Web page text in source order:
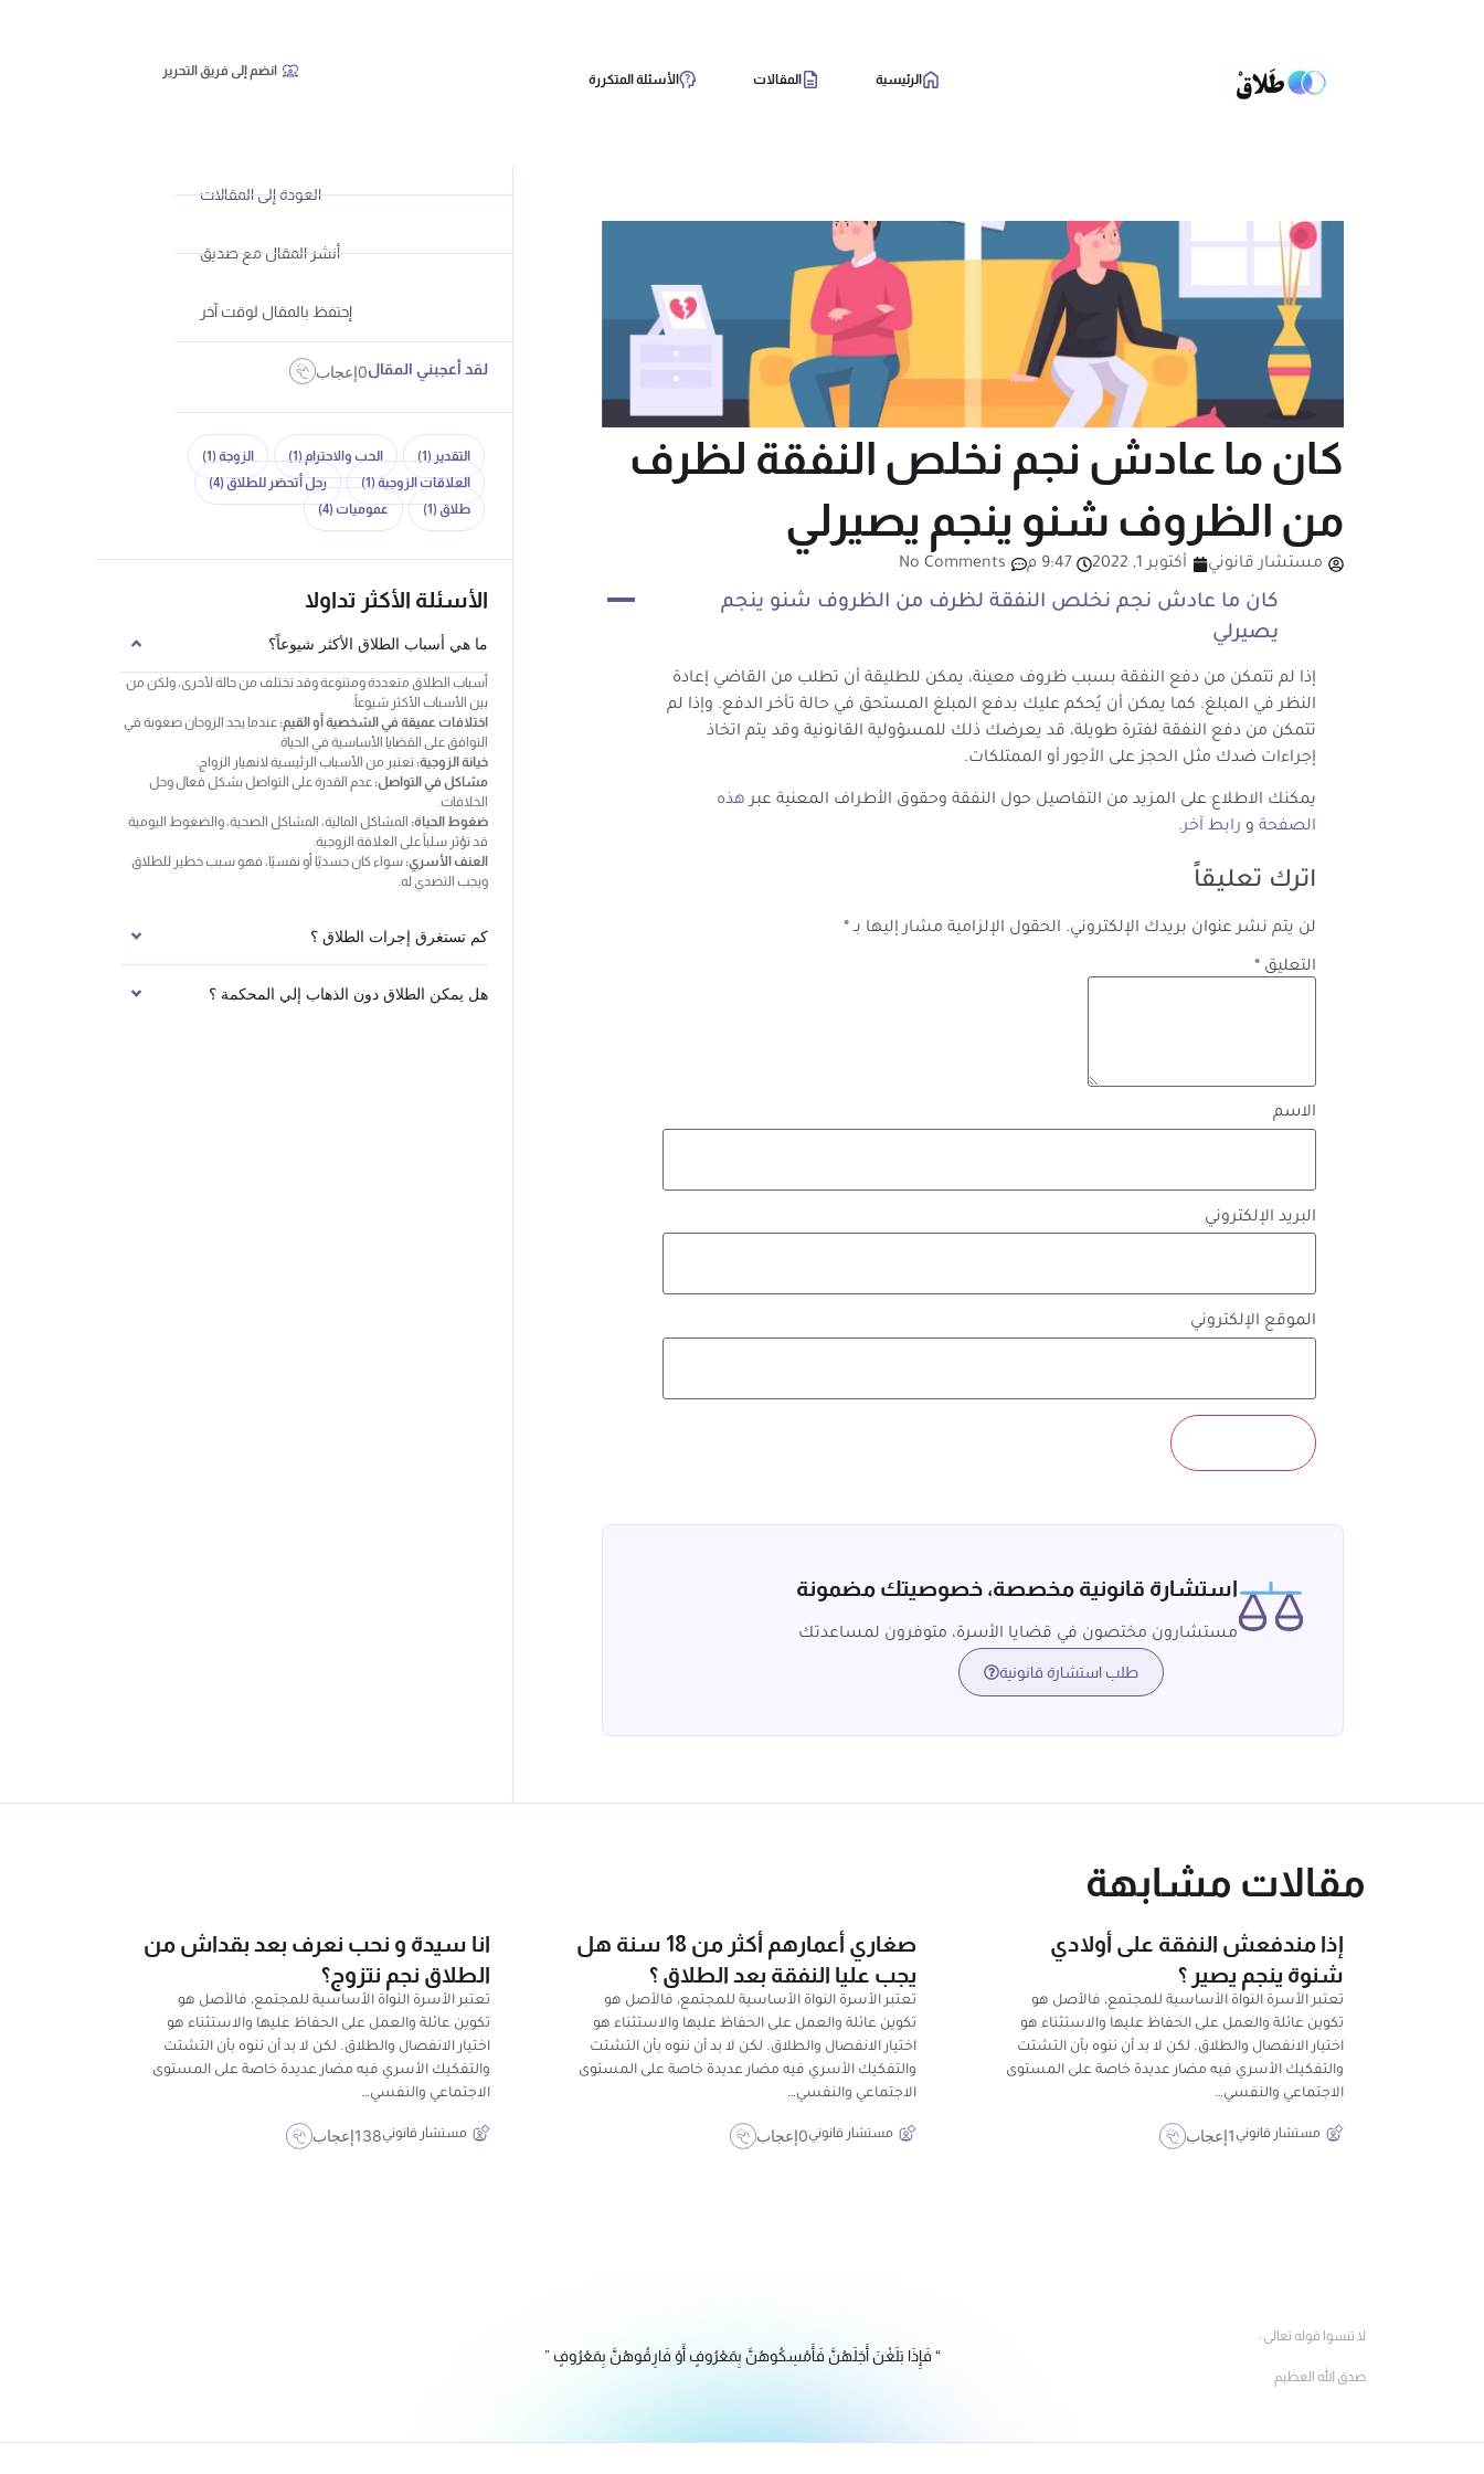
الرئيسية المقالات الأسئلة المتكررة
انضم إلى فريق التحرير
كان ما عادش نجم نخلص النفقة لظرف
من الظروف شنو ينجم يصيرلي
مستشار قانوني أكتوبر 1, 2022 9:47 م No Comments
A
كان ما عادش نجم نخلص النفقة لظرف من الظروف شنو ينجم
يصيرلي
إذا لم تتمكن من دفع النفقة بسبب ظروف معينة، يمكن للطليقة أن تطلب من القاضي إعادة
النظر في المبلغ. كما يمكن أن يُحكم عليك بدفع المبلغ المستحق في حالة تأخر الدفع. وإذا لم
تتمكن من دفع النفقة لفترة طويلة، قد يعرضك ذلك للمسؤولية القانونية وقد يتم اتخاذ
إجراءات ضدك مثل الحجز على الأجور أو الممتلكات.
يمكنك الاطلاع على المزيد من التفاصيل حول النفقة وحقوق الأطراف المعنية عبر هذه
الصفحة و رابط آخر.
اترك تعليقاً
لن يتم نشر عنوان بريدك الإلكتروني. الحقول الإلزامية مشار إليها بـ*
التعليق *
الاسم
البريد الإلكتروني
الموقع الإلكتروني
استشارة قانونية مخصصة، خصوصيتك مضمونة
مستشارون مختصون في قضايا الأسرة، متوفرون لمساعدتك
طلب استشارة قانونية
العودة إلى المقالات
أنشر المقال مع صديق
إحتفظ بالمقال لوقت آخر
لقد أعجبني المقال إعجاب0
التقدير (1) الحب والاحترام (1) الزوجة (1)
العلاقات الزوجية(1) رجل أتحضر للطلاق(4)
طلاق(1) عموميات (4)
الأسئلة الأكثر تداولا
ما هي أسباب الطلاق الأكثر شيوعاً؟
أسباب الطلاق متعددة ومتنوعة وقد تختلف من حالة لأخرى، ولكن من
بين الأسباب الأكثر شيوعاً:
اختلافات عميقة في الشخصية أو القيم: عندما يجد الزوجان صعوبة في
التوافق على القضايا الأساسية في الحياة.
خيانة الزوجية: تعتبر من الأسباب الرئيسية لانهيار الزواج.
مشاكل في التواصل: عدم القدرة على التواصل بشكل فعال وحل
الخلافات.
ضغوط الحياة: المشاكل المالية، المشاكل الصحية، والضغوط اليومية
قد تؤثر سلباً على العلاقة الزوجية.
العنف الأسري: سواء كان جسديًا أو نفسيًا، فهو سبب خطير للطلاق
ويجب التصدي له.
كم تستغرق إجرات الطلاق ؟
هل يمكن الطلاق دون الذهاب إلي المحكمة ؟
مقالات مشابهة
إذا مندفعش النفقة على أولادي
شنوة ينجم يصير ؟
تعتبر الأسرة النواة الأساسية للمجتمع، فالأصل هو
تكوين عائلة والعمل على الحفاظ عليها والاستثناء هو
اختيار الانفصال والطلاق. لكن لا بد أن ننوه بأن التشتت
والتفكيك الأسري فيه مضار عديدة خاصة على المستوى
الاجتماعي والنفسي…
مستشار قانوني إعجاب1
صغاري أعمارهم أكثر من 18 سنة هل
يجب عليا النفقة بعد الطلاق ؟
تعتبر الأسرة النواة الأساسية للمجتمع، فالأصل هو
تكوين عائلة والعمل على الحفاظ عليها والاستثناء هو
اختيار الانفصال والطلاق. لكن لا بد أن ننوه بأن التشتت
والتفكيك الأسري فيه مضار عديدة خاصة على المستوى
الاجتماعي والنفسي…
مستشار قانوني إعجاب0
انا سيدة و نحب نعرف بعد بقداش من
الطلاق نجم نتزوج؟
تعتبر الأسرة النواة الأساسية للمجتمع، فالأصل هو
تكوين عائلة والعمل على الحفاظ عليها والاستثناء هو
اختيار الانفصال والطلاق. لكن لا بد أن ننوه بأن التشتت
والتفكيك الأسري فيه مضار عديدة خاصة على المستوى
الاجتماعي والنفسي…
مستشار قانوني إعجاب138
لا تنسوا قوله تعالى :
“ فَإِذَا بَلَغْنَ أَجَلَهُنَّ فَأَمْسِكُوهُنَّ بِمَعْرُوفٍ أَوْ فَارِقُوهُنَّ بِمَعْرُوفٍ ”
صدق الله العظيم